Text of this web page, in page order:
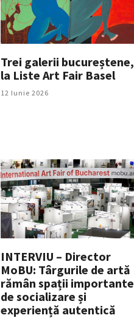
Trei galerii bucureștene,
la Liste Art Fair Basel
12 Iunie 2026
INTERVIU – Director
MoBU: Târgurile de artă
rămân spații importante
de socializare și
experiență autentică